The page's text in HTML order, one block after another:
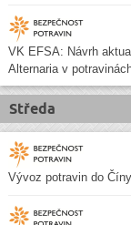
VK EFSA: Návrh
Alternaria v
Středa
Vývoz potravin do Číny